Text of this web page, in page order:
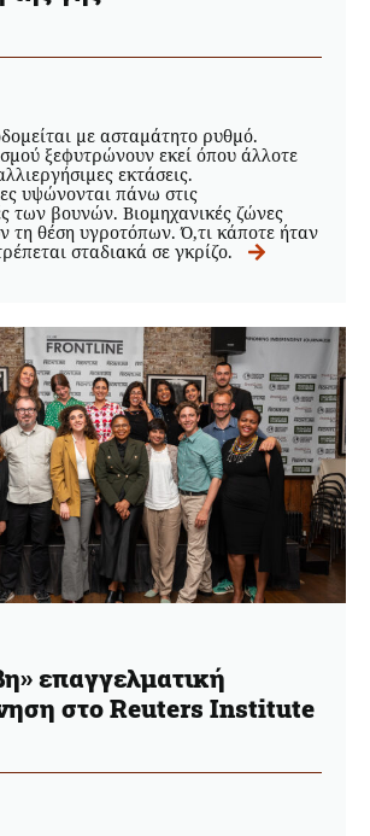
με ασταμάτητο ρυθμό.
ξεφυτρώνουν εκεί όπου άλλοτε
εκτάσεις.
υψώνονται πάνω στις
των βουνών. Βιομηχανικές ζώνες
τη θέση υγροτόπων. Ό,τι κάποτε ήταν
σταδιακά σε γκρίζο.
επαγγελματική
στο Reuters Institute